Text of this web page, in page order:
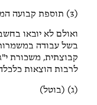
(3) תוספת קבועה המשתלמת לעובד עקב עבודתו,
ואולם לא יובאו
בשל עבודה
קבוצתית, משכורת
לרבות הוצאות
(ג) (בוטל)